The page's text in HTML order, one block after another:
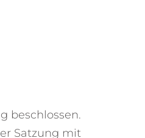
beschlossen.
Satzung mit